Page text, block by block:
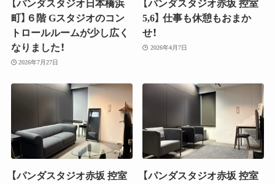
【パンダスタジオ日本橋浜
町】６階 Gスタジオのコン
トロールルームが少し広く
なりました！
2026年7月27日
【パンダスタジオ赤坂 控室
5,6】 仕事も休憩もおまか
せ！
2026年4月7日
【パンダスタジオ赤坂 控室
【パンダスタジオ赤坂 控室